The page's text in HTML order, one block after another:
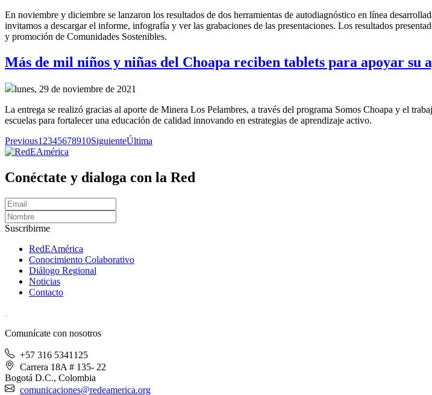
En noviembre y diciembre se lanzaron los resultados de dos herramientas de autodiagnóstico en línea
invitamos a descargar el informe, infografía y ver las grabaciones de las presentaciones. Los resultados
y promoción de Comunidades Sostenibles.
Más de mil niños y niñas del Choapa reciben tablets para apoyar su
lunes, 29 de noviembre de 2021
La entrega se realizó gracias al aporte de Minera Los Pelambres, a través del programa Somos Choapa y el
escuelas para fortalecer una educación de calidad innovando en estrategias de aprendizaje activo.
Previous1 2345678910SiguienteÚltima
Conéctate y dialoga con la Red
Suscribirme
RedEAmérica
Conocimiento Colaborativo
Diálogo Regional
Noticias
Contacto
Comunícate con nosotros
+57 316 5341125
Carrera 18A # 135- 22
Bogotá D.C., Colombia
comunicaciones@redeamerica.org